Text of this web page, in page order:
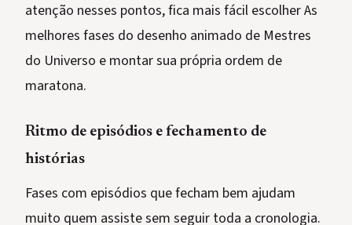
atenção nesses pontos, fica mais fácil escolher As
melhores fases do desenho animado de Mestres
do Universo e montar sua própria ordem de
maratona.
Ritmo de episódios e fechamento de
histórias
Fases com episódios que fecham bem ajudam
muito quem assiste sem seguir toda a cronologia.